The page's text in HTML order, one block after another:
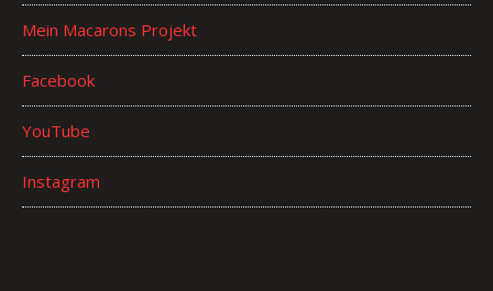
Mein Macarons Projekt
Facebook
YouTube
Instagram